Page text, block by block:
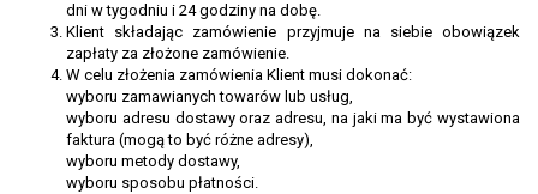
dni w tygodniu i 24 godziny na dobę.
Klient składając zamówienie przyjmuje na siebie obowiązek
zapłaty za złożone zamówienie.
W celu złożenia zamówienia Klient musi dokonać:
wyboru zamawianych towarów lub usług,
wyboru adresu dostawy oraz adresu, na jaki ma być wystawiona
faktura (mogą to być różne adresy),
wyboru metody dostawy,
wyboru sposobu płatności.